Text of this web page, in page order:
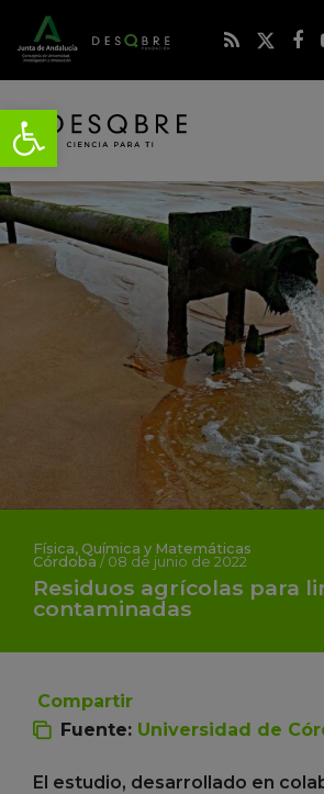
Física, Química y Matemáticas
Córdoba / 08 de junio de 2022
Residuos agrícolas para
contaminadas
Compartir
Fuente: Universidad de
El estudio, desarrollado en